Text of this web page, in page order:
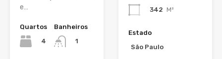
e…
Quartos
4
Banheiros
1
342 M²
Estado
São Paulo